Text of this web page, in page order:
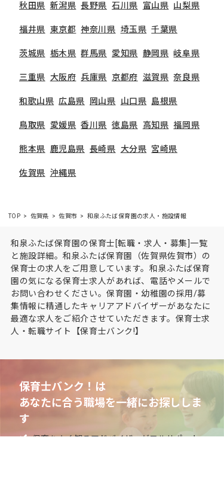
秋田県 新潟県 長野県 石川県 富山県 山梨県
福井県 東京都 神奈川県 埼玉県 千葉県
茨城県 栃木県 群馬県 愛知県 静岡県 岐阜県
三重県 大阪府 兵庫県 京都府 滋賀県 奈良県
和歌山県 広島県 岡山県 山口県 島根県
鳥取県 愛媛県 香川県 徳島県 高知県 福岡県
熊本県 鹿児島県 長崎県 大分県 宮崎県
佐賀県 沖縄県
TOP 佐賀県 佐賀市 和泉ふたば保育園の求人・施設情報
和泉ふたば保育園の保育士[転職・求人・募集]一覧
と施設詳細。和泉ふたば保育園（佐賀県佐賀市）の
保育士の求人をご用意しています。和泉ふたば保育
園の気になる保育士求人があれば、電話やメールで
お問い合わせください。保育園・幼稚園の採用/募
集情報に精通したキャリアアドバイザーがあなたに
最適な求人をご紹介させていただきます。保育士求
人・転職サイト【保育士バンク!】
保育士バンク！は
あなたに合う職場を一緒にお探ししま
す
保育をよく知るアドバイザーがフルサポート